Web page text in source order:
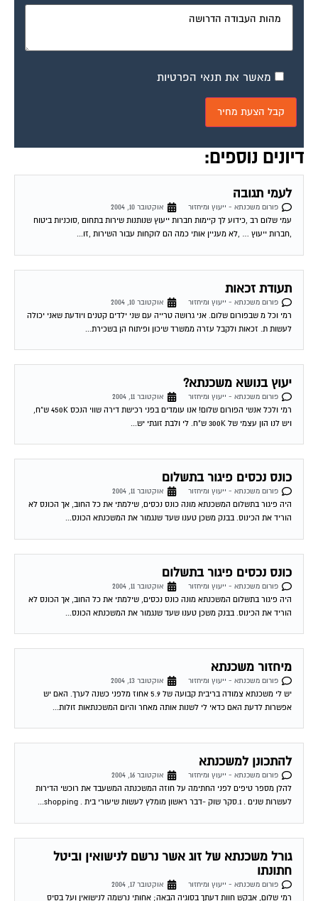
דיונים נוספים:
לעמי תגובה
פורום משכנתא - ייעוץ ומיחזור
עמי שלום רב ,כידוע לך קיימות חברות ייעוץ שנותנות שירות בתחום ,סוכניות ביטוח
,חברות ייעוץ … ,לא מעניין אותי כמה הם לוקחות עבור השירות ,זו...
תעודת זכאות
פורום משכנתא - ייעוץ ומיחזור
רמי וכל מ שבפורום שלום. אני גרושה טרייה עם שני ילדים קטנים ויודעת שאני יכולה
לעשות ת. זכאות ולקבל עזרה ממשרד שיכון ופיתוח הן בשכירת...
יעוץ בנושא משכנתא?
פורום משכנתא - ייעוץ ומיחזור
ויש לנו הון עצמי של 300K ש"ח. לי ולבת זוגתי יש...
כונס נכסים פיגור בתשלום
פורום משכנתא - ייעוץ ומיחזור
אוקטובר 11, 2004
היה פיגור בתשלום המשכנתא מונה כונס נכסים, שילמתי את כל החוב, אך הכונס לא
הוריד את הכינוס. בבנק משכן טענו שעד שנגמור את המשכנתא הכונס...
כונס נכסים פיגור בתשלום
פורום משכנתא - ייעוץ ומיחזור
אוקטובר 11, 2004
היה פיגור בתשלום המשכנתא מונה כונס נכסים, שילמתי את כל החוב, אך הכונס לא
הוריד את הכינוס. בבנק משכן טענו שעד שנגמור את המשכנתא הכונס...
מיחזור משכנתא
פורום משכנתא - ייעוץ ומיחזור
יש לי משכנתא צמודה בריבית קבועה של 5.9 אחוז מלפני כשנה לערך. האם יש
אפשרות לדעת האם כדאי לי לשנות אותה מאחר והיום המשכנתאות זולות...
להתכונן למשכנתא
פורום משכנתא - ייעוץ ומיחזור
להלן מספר טיפים לפני החתימה על חוזה המשכנתה המשעבד את רוכשי הדירות
לעשרות שנים . 1.סקר שוק -דבר ראשון מומלץ לעשות שיעורי בית . shopping...
גורל משכנתא של זוג אשר נרשם לנישואין וביטל
חתונתו
פורום משכנתא - ייעוץ ומיחזור
רמי שלום, אבקש חוות דעתך בסוגיה הבאה; אחותי נרשמה לנישואין ועל בסיס
רישום זה ניתנה לה ולבן זוגה תעודת זכאות ונתקבלה הלוואת משרד השיכון